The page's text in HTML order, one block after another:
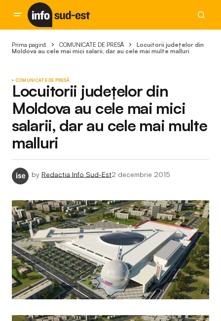
Prima pagină COMUNICATE DE PRESĂ
Locuitorii judeţelor din
Moldova au cele mai mici salarii, dar au cele mai multe malluri
COMUNICATE DE PRESĂ
Locuitorii judeţelor din
Moldova au cele mai mici
salarii, dar au cele mai multe
malluri
by Redactia Info Sud-Est2 decembrie 2015